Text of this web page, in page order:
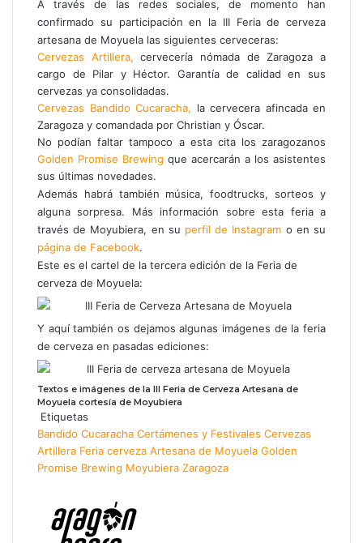
A través de las redes sociales, de momento han
confirmado su participación en la III Feria de cerveza
artesana de Moyuela las siguientes cerveceras:
Cervezas Artillera,cervecería nómada de Zaragoza a
cargo de Pilar y Héctor. Garantía de calidad en sus
cervezas ya consolidadas.
Cervezas Bandido Cucaracha, la cervecera afincada en
Zaragoza y comandada por Christian y Óscar.
No podían faltar tampoco a esta cita los zaragozanos
Golden Promise Brewing que acercarán a los asistentes
sus últimas novedades.
Además habrá también música, foodtrucks, sorteos y
alguna sorpresa. Más información sobre esta feria a
través de Moyubiera, en su perfil de Instagram o en su
página de Facebook.
Este es el cartel de la tercera edición de la Feria de
cerveza de Moyuela:
Y aquí también os dejamos algunas imágenes de la feria
de cerveza en pasadas ediciones:
Textos e imágenes de la III Feria de Cerveza Artesana de
Moyuela cortesía de Moyubiera
Etiquetas
Bandido Cucaracha Certámenes y Festivales Cervezas
Artillera Feria cerveza Artesana de Moyuela Golden
Promise Brewing Moyubiera Zaragoza